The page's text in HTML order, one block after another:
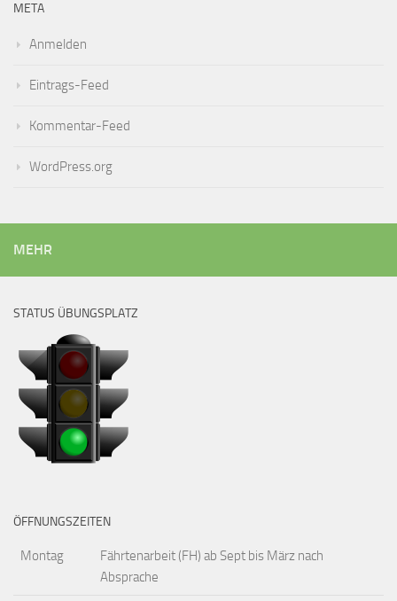
META
Anmelden
Eintrags-Feed
Kommentar-Feed
WordPress.org
MEHR
STATUS ÜBUNGSPLATZ
ÖFFNUNGSZEITEN
Montag
Fährtenarbeit (FH) ab Sept bis März nach
Absprache